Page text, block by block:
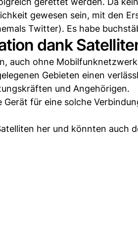
gewesen sein, mit den
Twitter). Es habe
dank
auch ohne
Gebieten einen
und Angehörigen.
für eine solche
her und könnten auch